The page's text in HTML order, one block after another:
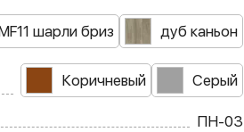
шарли бриз дуб каньон
Коричневый Серый
ПН-03